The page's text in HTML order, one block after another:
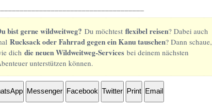
bist gerne wildweitweg? Du möchtest flexibel reisen? Dabei auch
Rucksack oder Fahrrad gegen ein Kanu tauschen? Dann schaue,
dich die neuen Wildweitweg-Servicesbei deinem nächsten
unterstützen können.
Messenger Facebook Twitter Print Email